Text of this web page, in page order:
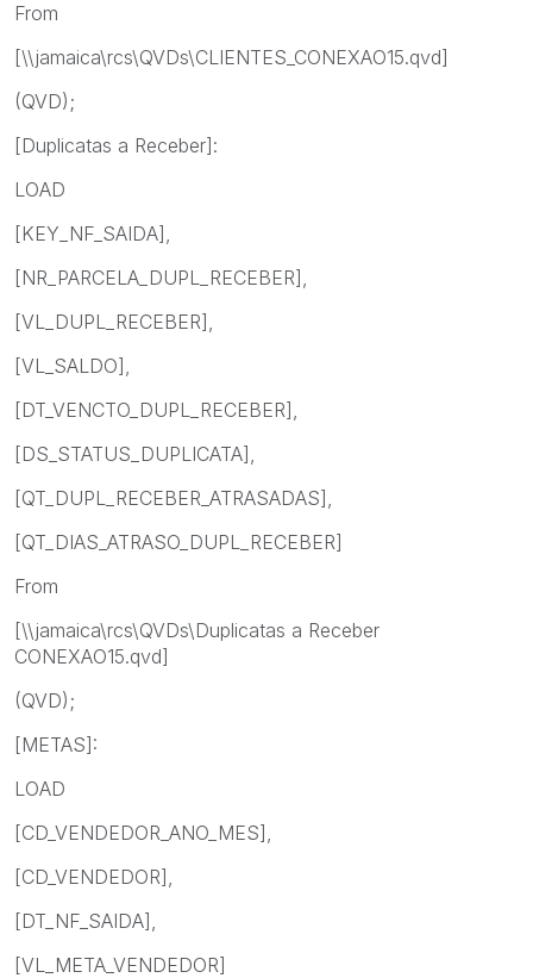
From
[\\jamaica\rcs\QVDs\CLIENTES_CONEXAO15.qvd]
(QVD);
[Duplicatas a Receber]:
LOAD
[KEY_NF_SAIDA],
[NR_PARCELA_DUPL_RECEBER],
[VL_DUPL_RECEBER],
[VL_SALDO],
[DT_VENCTO_DUPL_RECEBER],
[DS_STATUS_DUPLICATA],
[QT_DUPL_RECEBER_ATRASADAS],
[QT_DIAS_ATRASO_DUPL_RECEBER]
From
[\\jamaica\rcs\QVDs\Duplicatas a Receber
CONEXAO15.qvd]
(QVD);
[METAS]:
LOAD
[CD_VENDEDOR_ANO_MES],
[CD_VENDEDOR],
[DT_NF_SAIDA],
[VL_META_VENDEDOR]